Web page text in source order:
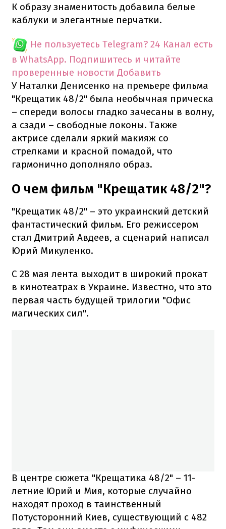
К образу знаменитость добавила белые
каблуки и элегантные перчатки.
Не пользуетесь Telegram? 24 Канал есть
в WhatsApp. Подпишитесь и читайте
проверенные новости Добавить
У Наталки Денисенко на премьере фильма
"Крещатик 48/2" была необычная прическа
– спереди волосы гладко зачесаны в волну,
а сзади – свободные локоны. Также
актрисе сделали яркий макияж со
стрелками и красной помадой, что
гармонично дополняло образ.
О чем фильм "Крещатик 48/2"?
"Крещатик 48/2" – это украинский детский
фантастический фильм. Его режиссером
стал Дмитрий Авдеев, а сценарий написал
Юрий Микуленко.
С 28 мая лента выходит в широкий прокат
в кинотеатрах в Украине. Известно, что это
первая часть будущей трилогии "Офис
магических сил".
В центре сюжета "Крещатика 48/2" – 11-
летние Юрий и Мия, которые случайно
находят проход в таинственный
Потусторонний Киев, существующий с 482